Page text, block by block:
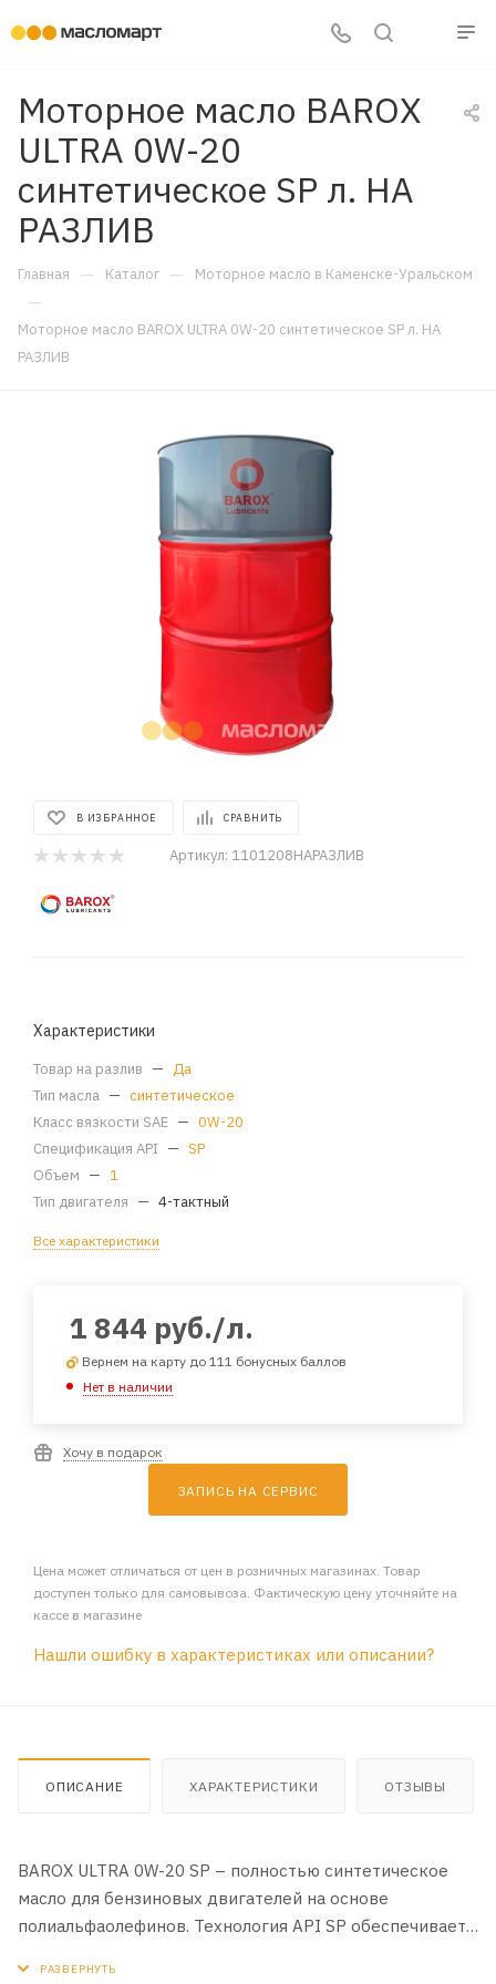
Моторное масло BAROX
ULTRA 0W-20
синтетическое SP л. НА
РАЗЛИВ
Главная — Каталог — Моторное масло в Каменске-Уральском
—
Моторное масло BAROX ULTRA 0W-20 синтетическое SP л. НА
РАЗЛИВ
В ИЗБРАННОЕ СРАВНИТЬ
Артикул: 1101208НАРАЗЛИВ
Характеристики
Товар на разлив — Да
Тип масла — синтетическое
Класс вязкости SAE — 0W-20
Спецификация API — SP
Объем — 1
Тип двигателя — 4-тактный
Все характеристики
1 844 руб./л.
Вернем на карту до 111 бонусных баллов
Нет в наличии
Хочу в подарок
ЗАПИСЬ НА СЕРВИС
Цена может отличаться от цен в розничных магазинах. Товар
доступен только для самовывоза. Фактическую цену уточняйте на
кассе в магазине
Нашли ошибку в характеристиках или описании?
ОПИСАНИЕ ХАРАКТЕРИСТИКИ ОТЗЫВЫ
BAROX ULTRA 0W-20 SP – полностью синтетическое
масло для бензиновых двигателей на основе
полиальфаолефинов. Технология API SP обеспечивает